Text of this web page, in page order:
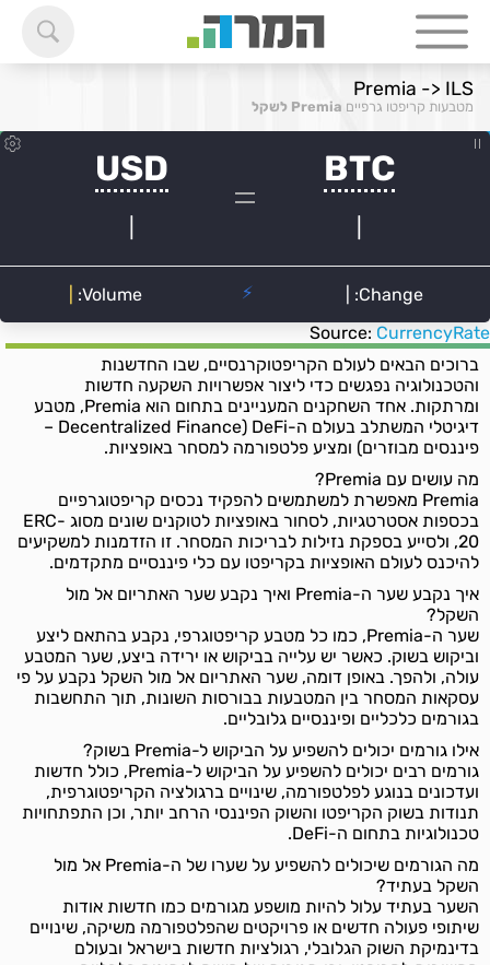
Premia -> ILS
מטבעות קריפטו גרפיים Premia לשקל
Source: CurrencyRate
ברוכים הבאים לעולם הקריפטוקרנסיים, שבו החדשנות
והטכנולוגיה נפגשים כדי ליצור אפשרויות השקעה חדשות
ומרתקות. אחד השחקנים המעניינים בתחום הוא Premia, מטבע
דיגיטלי המשתלב בעולם ה-DeFi (Decentralized Finance –
פיננסים מבוזרים) ומציע פלטפורמה למסחר באופציות.
מה עושים עם Premia?
Premia מאפשרת למשתמשים להפקיד נכסים קריפטוגרפיים
בכספות אסטרטגיות, לסחור באופציות לטוקנים שונים מסוג ERC-
20, ולסייע בספקת נזילות לבריכות המסחר. זו הזדמנות למשקיעים
להיכנס לעולם האופציות בקריפטו עם כלי פיננסיים מתקדמים.
איך נקבע שער ה-Premia ואיך נקבע שער האתריום אל מול
השקל?
שער ה-Premia, כמו כל מטבע קריפטוגרפי, נקבע בהתאם ליצע
וביקוש בשוק. כאשר יש עלייה בביקוש או ירידה ביצע, שער המטבע
עולה, ולהפך. באופן דומה, שער האתריום אל מול השקל נקבע על פי
עסקאות המסחר בין המטבעות בבורסות השונות, תוך התחשבות
בגורמים כלכליים ופיננסיים גלובליים.
אילו גורמים יכולים להשפיע על הביקוש ל-Premia בשוק?
גורמים רבים יכולים להשפיע על הביקוש ל-Premia, כולל חדשות
ועדכונים בנוגע לפלטפורמה, שינויים ברגולציה הקריפטוגרפית,
תנודות בשוק הקריפטו והשוק הפיננסי הרחב יותר, וכן התפתחויות
טכנולוגיות בתחום ה-DeFi.
מה הגורמים שיכולים להשפיע על שערו של ה-Premia אל מול
השקל בעתיד?
השער בעתיד עלול להיות מושפע מגורמים כמו חדשות אודות
שיתופי פעולה חדשים או פרויקטים שהפלטפורמה משיקה, שינויים
בדינמיקת השוק הגלובלי, רגולציות חדשות בישראל ובעולם